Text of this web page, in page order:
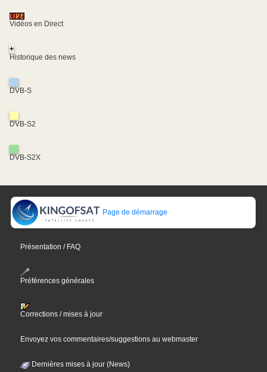
Vidéos en Direct
+
Historique des news
DVB-S
DVB-S2
DVB-S2X
Page de démarrage
Présentation / FAQ
Préférences générales
Corrections / mises à jour
Envoyez vos commentaires/suggestions au webmaster
Dernières mises à jour (News)